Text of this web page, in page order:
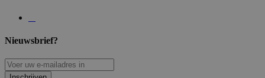
Nieuwsbrief?